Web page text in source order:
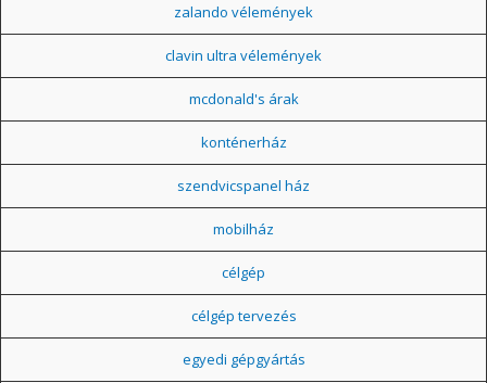
zalando vélemények
clavin ultra vélemények
mcdonald's árak
konténerház
szendvicspanel ház
mobilház
célgép
célgép tervezés
egyedi gépgyártás